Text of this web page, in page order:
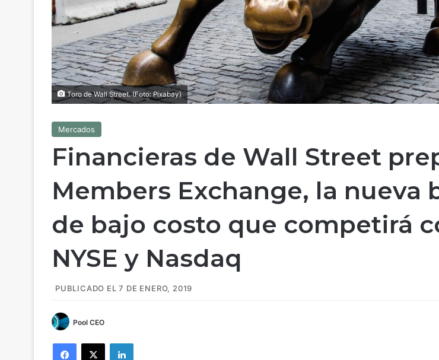
Toro de Wall Street. (Foto: Pixabay)
Mercados
Financieras de Wall Street
Members Exchange, la nueva
de bajo costo que competirá
NYSE y Nasdaq
PUBLICADO EL 7 DE ENERO, 2019
Pool CEO